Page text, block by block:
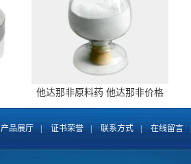
他达那非原料药 他达那非价格
171596-29-5 全国包邮
产品展厅 证书荣誉 联系方式 在线留言